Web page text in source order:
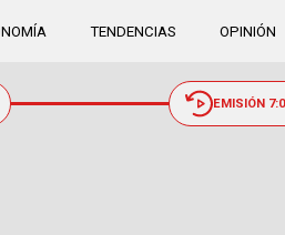
TENDENCIAS OPINIÓN
EMISIÓN